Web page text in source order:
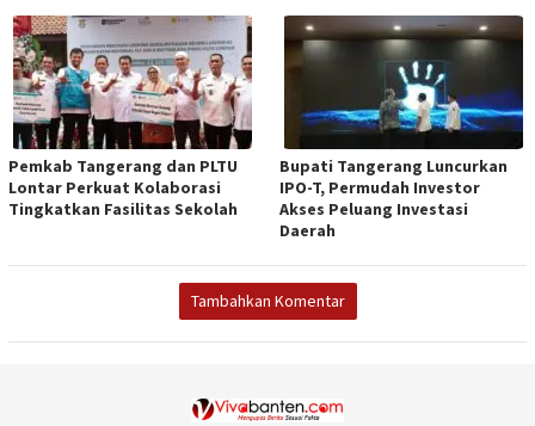
Pemkab Tangerang dan PLTU
Lontar Perkuat Kolaborasi
Tingkatkan Fasilitas Sekolah
Bupati Tangerang Luncurkan
IPO-T, Permudah Investor
Akses Peluang Investasi
Daerah
Tambahkan Komentar